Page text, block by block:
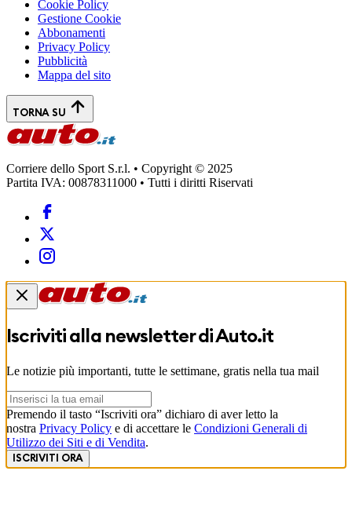
Cookie Policy
Gestione Cookie
Abbonamenti
Privacy Policy
Pubblicità
Mappa del sito
TORNA SU
Corriere dello Sport S.r.l. • Copyright © 2025
Partita IVA: 00878311000 • Tutti i diritti Riservati
Iscriviti alla newsletter diAuto.it
Le notizie più importanti, tutte le settimane, gratis nella tua mail
Premendo il tasto “Iscriviti ora” dichiaro di aver letto la
nostra Privacy Policy e di accettare le Condizioni Generali di
Utilizzo dei Siti e di Vendita.
ISCRIVITI ORA